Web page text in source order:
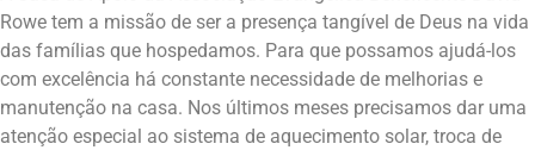
Rowe tem a missão de ser a presença tangível de Deus na vida
das famílias que hospedamos. Para que possamos ajudá-los
com excelência há constante necessidade de melhorias e
manutenção na casa. Nos últimos meses precisamos dar uma
atenção especial ao sistema de aquecimento solar, troca de